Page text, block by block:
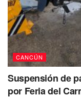
CANCÚN
Suspensión de
por Feria del